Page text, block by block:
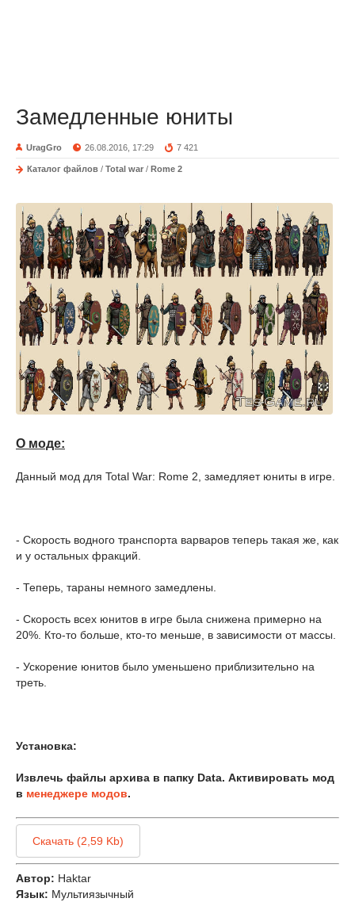
Замедленные юниты
UragGro 26.08.2016, 17:29 7 421
Каталог файлов / Total war / Rome 2
О моде:
Данный мод для Total War: Rome 2, замедляет юниты в игре.
- Скорость водного транспорта варваров теперь такая же, как
и у остальных фракций.
- Теперь, тараны немного замедлены.
- Скорость всех юнитов в игре была снижена примерно на
20%. Кто-то больше, кто-то меньше, в зависимости от массы.
- Ускорение юнитов было уменьшено приблизительно на
треть.
Установка:
Извлечь файлы архива в папку Data. Активировать мод
в менеджере модов.
Скачать (2,59 Kb)
Автор: Haktar
Язык: Мультиязычный